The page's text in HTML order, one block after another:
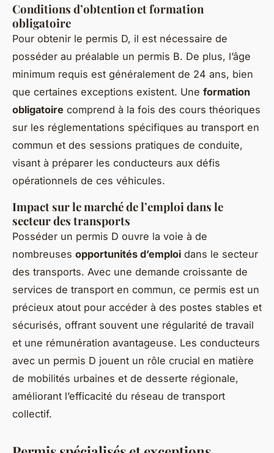
Conditions d’obtention et formation
obligatoire
Pour obtenir le permis D, il est nécessaire de
posséder au préalable un permis B. De plus, l’âge
minimum requis est généralement de 24 ans, bien
que certaines exceptions existent. Une formation
obligatoire comprend à la fois des cours théoriques
sur les réglementations spécifiques au transport en
commun et des sessions pratiques de conduite,
visant à préparer les conducteurs aux défis
opérationnels de ces véhicules.
Impact sur le marché de l’emploi dans le
secteur des transports
Posséder un permis D ouvre la voie à de
nombreuses opportunités d’emploi dans le secteur
des transports. Avec une demande croissante de
services de transport en commun, ce permis est un
précieux atout pour accéder à des postes stables et
sécurisés, offrant souvent une régularité de travail
et une rémunération avantageuse. Les conducteurs
avec un permis D jouent un rôle crucial en matière
de mobilités urbaines et de desserte régionale,
améliorant l’efficacité du réseau de transport
collectif.